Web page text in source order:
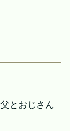
とおじさん